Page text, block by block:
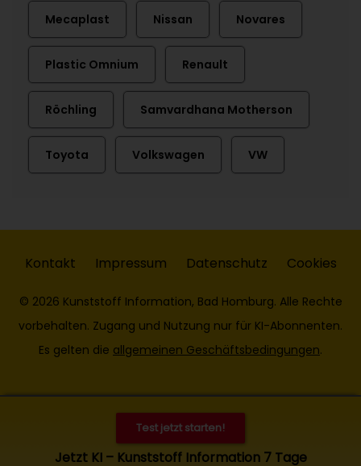
Mecaplast Nissan Novares
Plastic Omnium Renault
Röchling Samvardhana Motherson
Toyota Volkswagen VW
Test jetzt starten!
Jetzt KI – Kunststoff Information 7 Tage
Kontakt Impressum Datenschutz Cookies
© 2026 Kunststoff Information, Bad Homburg. Alle Rechte
vorbehalten. Zugang und Nutzung nur für KI-Abonnenten.
Es gelten die allgemeinen Geschäftsbedingungen.